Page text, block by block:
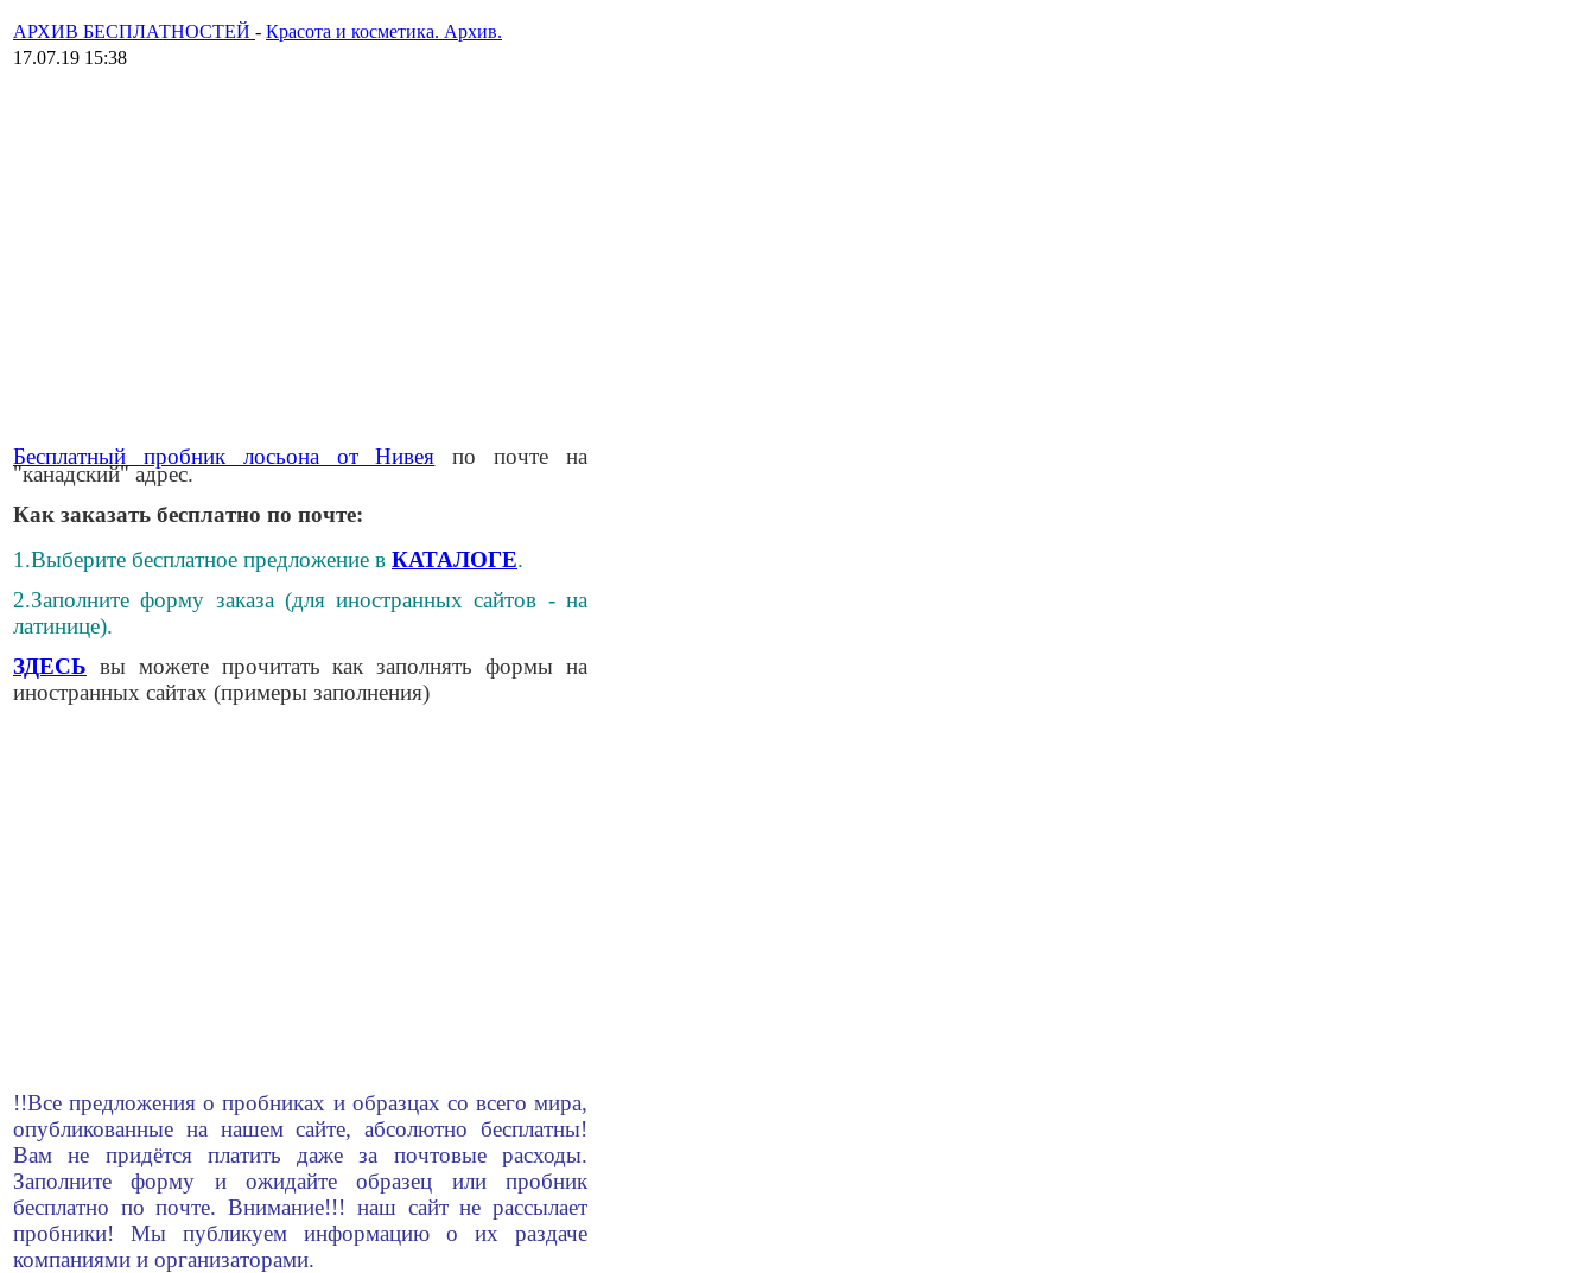
АРХИВ БЕСПЛАТНОСТЕЙ - Красота и косметика. Архив.
17.07.19 15:38
Бесплатный пробник лосьона от Нивея по почте на
"канадский" адрес.
Как заказать бесплатно по почте:
1.Выберите бесплатное предложение в КАТАЛОГЕ.
2.Заполните форму заказа (для иностранных сайтов - на
латинице).
ЗДЕСЬ вы можете прочитать как заполнять формы на
иностранных сайтах (примеры заполнения)
!!Все предложения о пробниках и образцах со всего мира,
опубликованные на нашем сайте, абсолютно бесплатны!
Вам не придётся платить даже за почтовые расходы.
Заполните форму и ожидайте образец или пробник
бесплатно по почте. Внимание!!! наш сайт не рассылает
пробники! Мы публикуем информацию о их раздаче
компаниями и организаторами.